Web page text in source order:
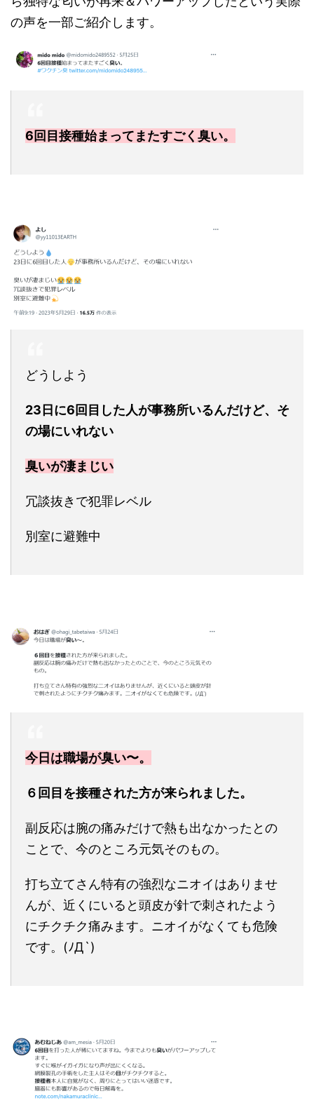
の声を一部ご紹介します。
6回目接種始まってまたすごく臭い。
どうしよう
23日に6回目した人が事務所いるんだけど、そ
の場にいれない
臭いが凄まじい
冗談抜きで犯罪レベル
別室に避難中
今日は職場が臭い〜。
６回目を接種された方が来られました。
副反応は腕の痛みだけで熱も出なかったとの
ことで、今のところ元気そのもの。
打ち立てさん特有の強烈なニオイはありませ
んが、近くにいると頭皮が針で刺されたよう
にチクチク痛みます。ニオイがなくても危険
です。(ﾉД`)